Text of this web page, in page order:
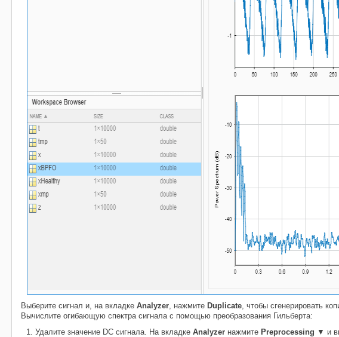
Выберите сигнал и, на вкладке Analyzer, нажмите Duplicate, чтобы сгенерировать
Вычислите огибающую спектра сигнала с помощью преобразования Гильберта:
Удалите значение DC сигнала. На вкладке Analyzer нажмите Preprocessing ▼ и